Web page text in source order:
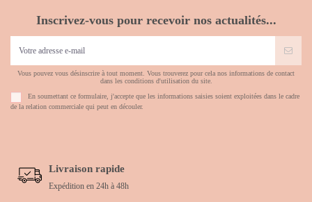
Inscrivez-vous pour recevoir nos actualités...
Vous pouvez vous désinscrire à tout moment. Vous trouverez pour cela nos informations de contact
dans les conditions d'utilisation du site.
En soumettant ce formulaire, j'accepte que les informations saisies soient exploitées dans le cadre
de la relation commerciale qui peut en découler.
Livraison rapide
Expédition en 24h à 48h